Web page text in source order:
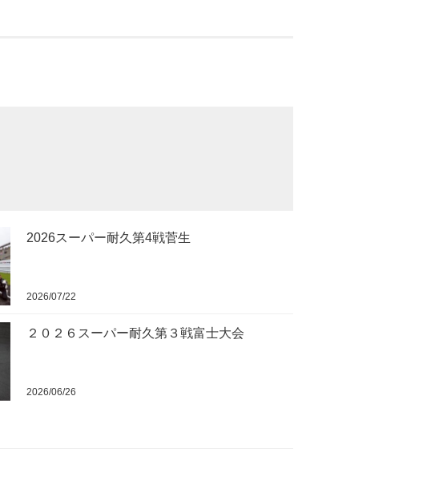
2026スーパー耐久第4戦菅生
2026/07/22
２０２６スーパー耐久第３戦富士大会
2026/06/26